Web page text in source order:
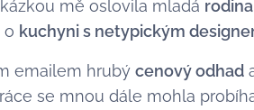
mě oslovila mladá
o kuchyni s netypickým
emailem hrubý cenový odhad
se mnou dále mohla